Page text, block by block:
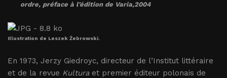
ordre, préface à l’édition de Varia,2004
Illustration de Leszek Żebrowski.
En 1973, Jerzy Giedroyc, directeur de l’Institut littéraire
et de la revue Kulturaet premier éditeur polonais de